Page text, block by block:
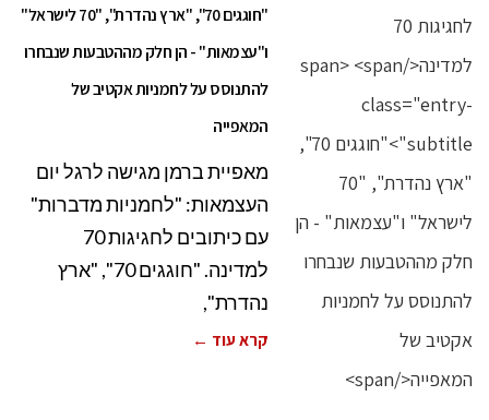
"חוגגים 70", "ארץ נהדרת", "70 לישראל"
ו"עצמאות" - הן חלק מההטבעות שנבחרו
להתנוסס על לחמניות אקטיב של
המאפייה
מאפיית ברמן מגישה לרגל יום
העצמאות: "לחמניות מדברות"
עם כיתובים לחגיגות 70
למדינה. "חוגגים 70", "ארץ
נהדרת",
קרא עוד ←